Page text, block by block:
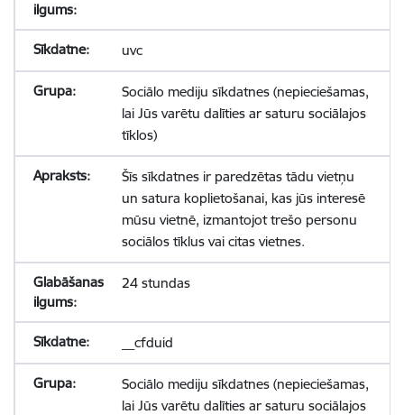
uvc
Sociālo mediju sīkdatnes (nepieciešamas,
lai Jūs varētu dalīties ar saturu sociālajos
tīklos)
Šīs sīkdatnes ir paredzētas tādu vietņu
un satura koplietošanai, kas jūs interesē
mūsu vietnē, izmantojot trešo personu
sociālos tīklus vai citas vietnes.
24 stundas
__cfduid
Sociālo mediju sīkdatnes (nepieciešamas,
lai Jūs varētu dalīties ar saturu sociālajos